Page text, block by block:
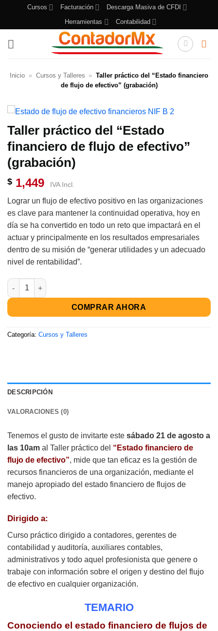
Cursos Facturación
Descarga Masiva de CFDI
Herramientas
Contabilidad
Inicio » Cursos y Talleres » Taller práctico del “Estado financiero
de flujo de efectivo” (grabación)
Taller práctico del “Estado
financiero de flujo de efectivo”
(grabación)
$ 1,449 IVA Incl.
Lograr un flujo de efectivo positivo en las organizaciones
es clave para mantener la continuidad operativa, hoy en
día se ha convertido en todo un reto que impactará en el
actuar y principalmente en los resultados empresariales
dentro de su misión de “generar utilidades y un adecuado
nivel de rentabilidad”.
COMPRAR AHORA
Categoría: Cursos y Talleres
DESCRIPCIÓN
VALORACIONES (0)
Tenemos el gusto de invitarte este sábado 21 de agosto a
las 10am al Taller práctico del “Estado financiero de
flujo de efectivo”, mide que tan eficaz es la gestión de
recursos financieros de una organización, mediante el
manejo apropiado del estado financiero de flujos de
efectivo.
Dirigido a:
Curso práctico dirigido a contadores, gerentes de
contabilidad y auditoría, auxiliares contables,
administrativos y todo aquel profesionista que genere o
trabaje con información sobre el origen y destino del flujo
de efectivo en cualquier organización.
TEMARIO
Conociendo el estado financiero de flujos de